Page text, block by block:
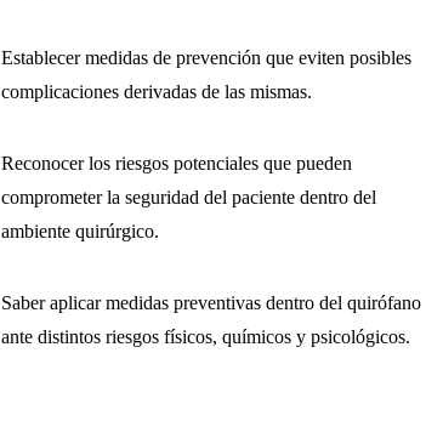
Establecer medidas de prevención que eviten posibles
complicaciones derivadas de las mismas.
Reconocer los riesgos potenciales que pueden
comprometer la seguridad del paciente dentro del
ambiente quirúrgico.
Saber aplicar medidas preventivas dentro del quirófano
ante distintos riesgos físicos, químicos y psicológicos.